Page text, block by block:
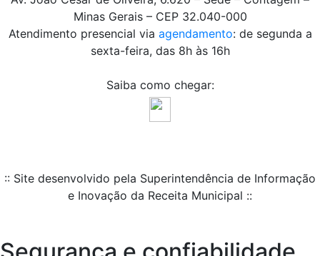
Minas Gerais – CEP 32.040-000
Atendimento presencial via agendamento: de segunda a
sexta-feira, das 8h às 16h
Saiba como chegar:
:: Site desenvolvido pela Superintendência de Informação
e Inovação da Receita Municipal ::